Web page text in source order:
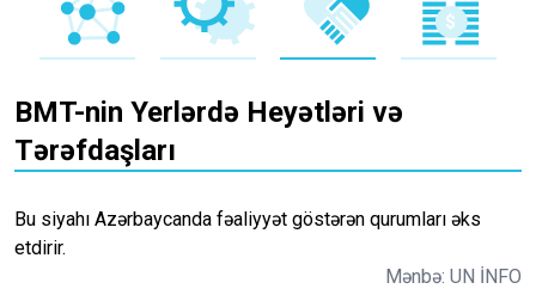
BMT-nin Yerlərdə Heyətləri və
Tərəfdaşları
Bu siyahı Azərbaycanda fəaliyyət göstərən qurumları əks
etdirir.
Mənbə: UN İNFO